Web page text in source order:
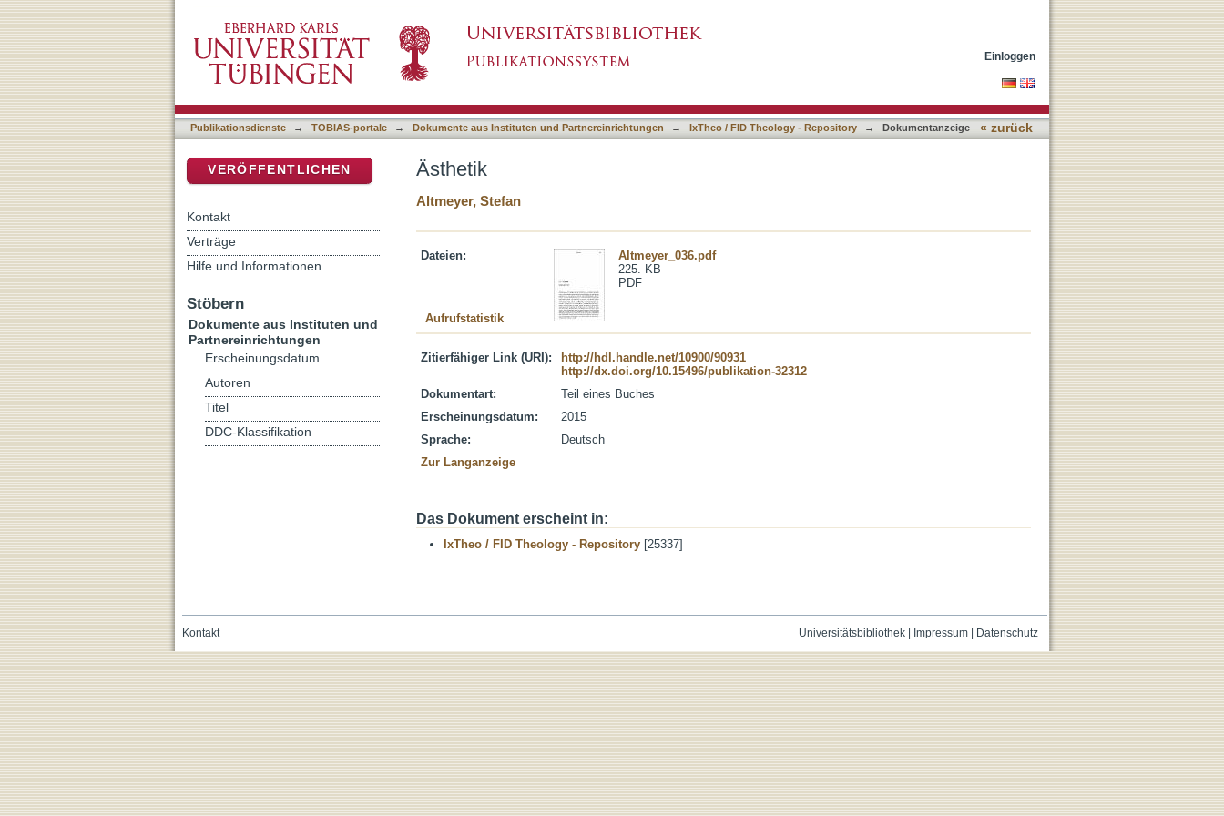
Einloggen
Publikationsdienste → TOBIAS-portale → Dokumente aus Instituten und Partnereinrichtungen → IxTheo / FID Theology - Repository → Dokumentanzeige « zurück
Ästhetik
Altmeyer, Stefan
Dateien:
Altmeyer_036.pdf
225. KB
PDF
Aufrufstatistik
Zitierfähiger Link (URI):
http://hdl.handle.net/10900/90931
http://dx.doi.org/10.15496/publikation-32312
Dokumentart:
Teil eines Buches
Erscheinungsdatum:
2015
Sprache:
Deutsch
Zur Langanzeige
Das Dokument erscheint in:
IxTheo / FID Theology - Repository [25337]
VERÖFFENTLICHEN
Kontakt
Verträge
Hilfe und Informationen
Stöbern
Dokumente aus Instituten und
Partnereinrichtungen
Erscheinungsdatum
Autoren
Titel
DDC-Klassifikation
Universitätsbibliothek| Impressum| Datenschutz
Kontakt